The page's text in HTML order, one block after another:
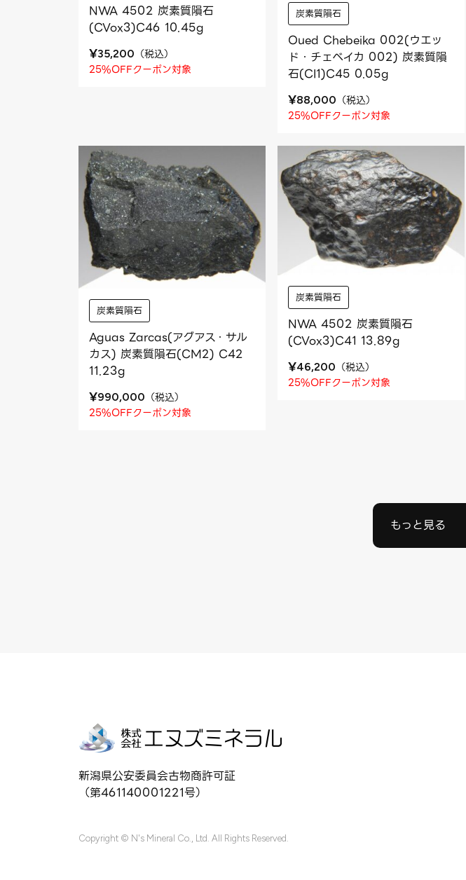
NWA 4502 炭素質隕石
(CVox3)C46 10.45g
¥35,200 （税込）
25%OFFクーポン対象
炭素質隕石
Oued Chebeika 002(ウエッ
ド・チェベイカ 002) 炭素質隕
石(CI1)C45 0.05g
¥88,000 （税込）
25%OFFクーポン対象
炭素質隕石
Aguas Zarcas(アグアス・サル
カス) 炭素質隕石(CM2) C42
11.23g
¥990,000 （税込）
25%OFFクーポン対象
炭素質隕石
NWA 4502 炭素質隕石
(CVox3)C41 13.89g
¥46,200 （税込）
25%OFFクーポン対象
もっと見る
新潟県公安委員会古物商許可証
（第461140001221号）
Copyright © N's Mineral Co., Ltd. All Rights Reserved.